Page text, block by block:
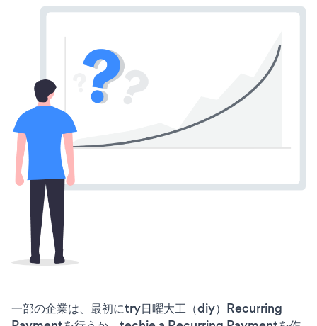
一部の企業は、最初にtry日曜大工（diy）Recurring